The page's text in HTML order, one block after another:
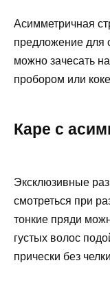
Асимметричная
предложение для
можно зачесать
пробором или
Каре с
Эксклюзивные
смотреться при
тонкие пряди
густых волос
прически без